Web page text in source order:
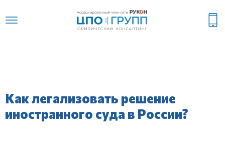
Как легализовать решение
иностранного суда в России?